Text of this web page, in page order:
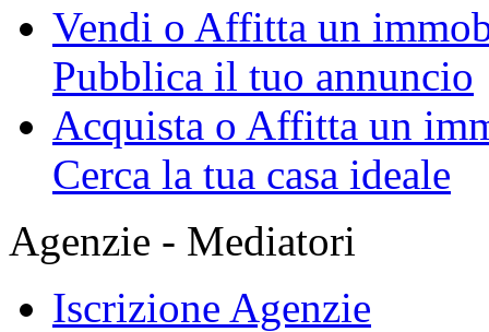
Vendi o Affitta un
Pubblica il tuo annuncio
Acquista o Affitta un
Cerca la tua casa ideale
Agenzie - Mediatori
Iscrizione Agenzie